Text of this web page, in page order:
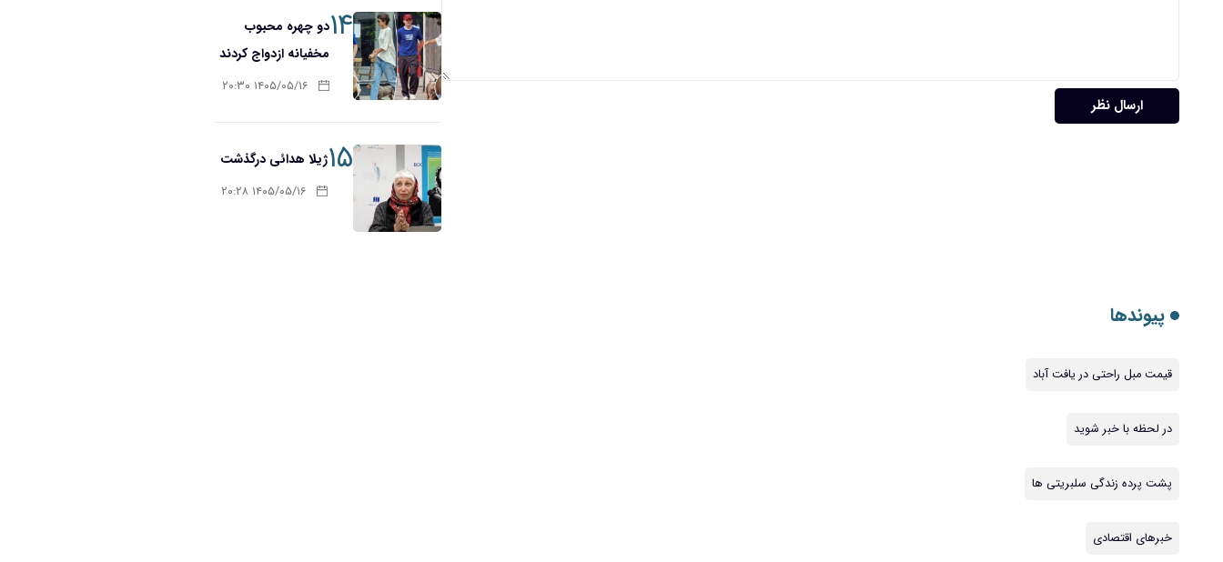
ارسال نظر
۱۴دو چهره محبوب
مخفیانه ازدواج کردند
۱۴۰۵/۰۵/۱۶ ۲۰:۳۰
۱۵ژیلا هدائی درگذشت
۱۴۰۵/۰۵/۱۶ ۲۰:۲۸
پیوندها
قیمت مبل راحتی در یافت آباد
در لحظه با خبر شوید
پشت پرده زندگی سلبریتی ها
خبرهای اقتصادی